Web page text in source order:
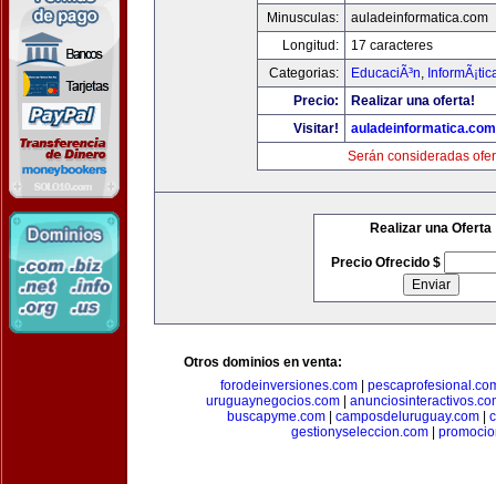
Minusculas:
auladeinformatica.com
Longitud:
17 caracteres
Categorias:
EducaciÃ³n,
Precio:
Realizar una oferta!
Visitar!
auladeinformatica.com
Serán consideradas
Realizar una Oferta
Precio Ofrecido $
Otros dominios en venta:
forodeinversiones.com
uruguaynegocios.com|
buscapyme.com
camposdeluruguay.com
gestionyseleccion.com|